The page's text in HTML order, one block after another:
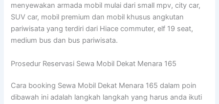
menyewakan armada mobil mulai dari small mpv, city car,
SUV car, mobil premium dan mobil khusus angkutan
pariwisata yang terdiri dari Hiace commuter, elf 19 seat,
medium bus dan bus pariwisata.
Prosedur Reservasi Sewa Mobil Dekat Menara 165
Cara booking Sewa Mobil Dekat Menara 165 dalam poin
dibawah ini adalah langkah langkah yang harus anda ikuti